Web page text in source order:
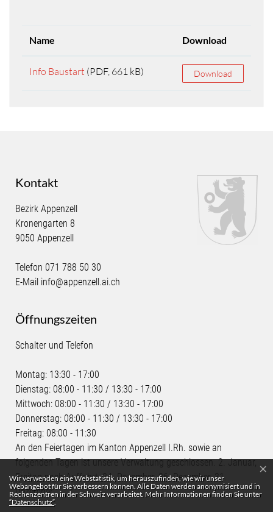
Name Download
Info Baustart (PDF, 661 kB) Download
Kontakt
Bezirk Appenzell
Kronengarten 8
9050 Appenzell
Telefon 071 788 50 30
E-Mail info@appenzell.ai.ch
Öffnungszeiten
Schalter und Telefon
Montag: 13:30 - 17:00
Dienstag: 08:00 - 11:30 / 13:30 - 17:00
Mittwoch: 08:00 - 11:30 / 13:30 - 17:00
Donnerstag: 08:00 - 11:30 / 13:30 - 17:00
Freitag: 08:00 - 11:30
An den Feiertagen im Kanton Appenzell I.Rh. sowie an
folgenden Tagen ist unsere Verwaltung geschlossen. 2. Januar,
Freitag nach Auffahrt, 24. Dezember, 26. Dezember, 31.
Dezember
Webstatistik
Wir verwenden eine Webstatistik, um herauszufinden, wie wir unser
Webangebot für Sie verbessern können. Alle Daten werden anonymisiert und in
Rechenzentren in der Schweiz verarbeitet. Mehr Informationen finden Sie unter
“Datenschutz“.
×